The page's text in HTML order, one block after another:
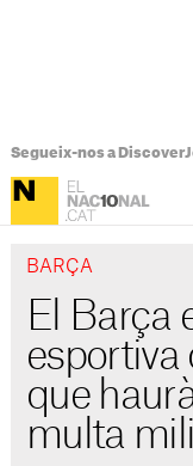
Segueix-nos a Discover
BARÇA
El Barça
esportiva
que
multa